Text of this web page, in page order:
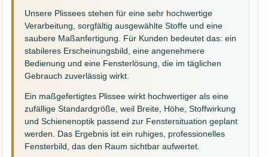
Unsere Plissees stehen für eine sehr hochwertige
Verarbeitung, sorgfältig ausgewählte Stoffe und eine
saubere Maßanfertigung. Für Kunden bedeutet das: ein
stabileres Erscheinungsbild, eine angenehmere
Bedienung und eine Fensterlösung, die im täglichen
Gebrauch zuverlässig wirkt.
Ein maßgefertigtes Plissee wirkt hochwertiger als eine
zufällige Standardgröße, weil Breite, Höhe, Stoffwirkung
und Schienenoptik passend zur Fenstersituation geplant
werden. Das Ergebnis ist ein ruhiges, professionelles
Fensterbild, das den Raum sichtbar aufwertet.